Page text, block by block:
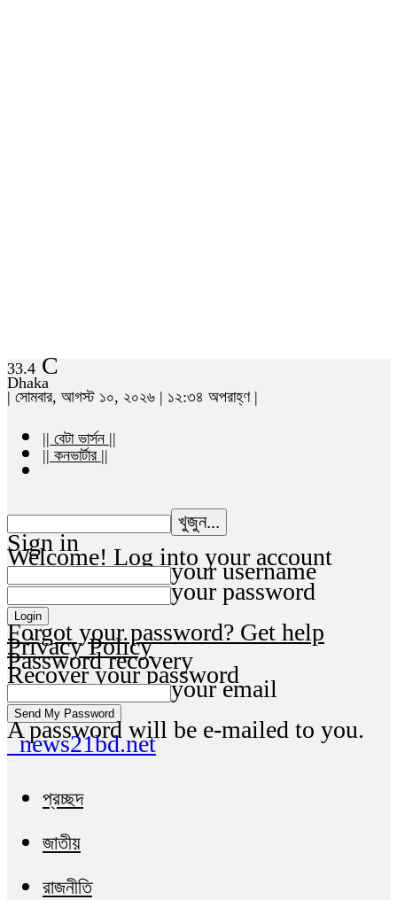
33.4 C
Dhaka
| সোমবার, আগস্ট ১০, ২০২৬ | ১২:৩৪ অপরাহ্ণ |
|| বেটা ভার্সন ||
|| কনভার্টার ||
Sign in
Welcome! Log into your account
your username
your password
Forgot your password? Get help
Privacy Policy
Password recovery
Recover your password
your email
A password will be e-mailed to you.
news21bd.net
প্রচ্ছদ
জাতীয়
রাজনীতি